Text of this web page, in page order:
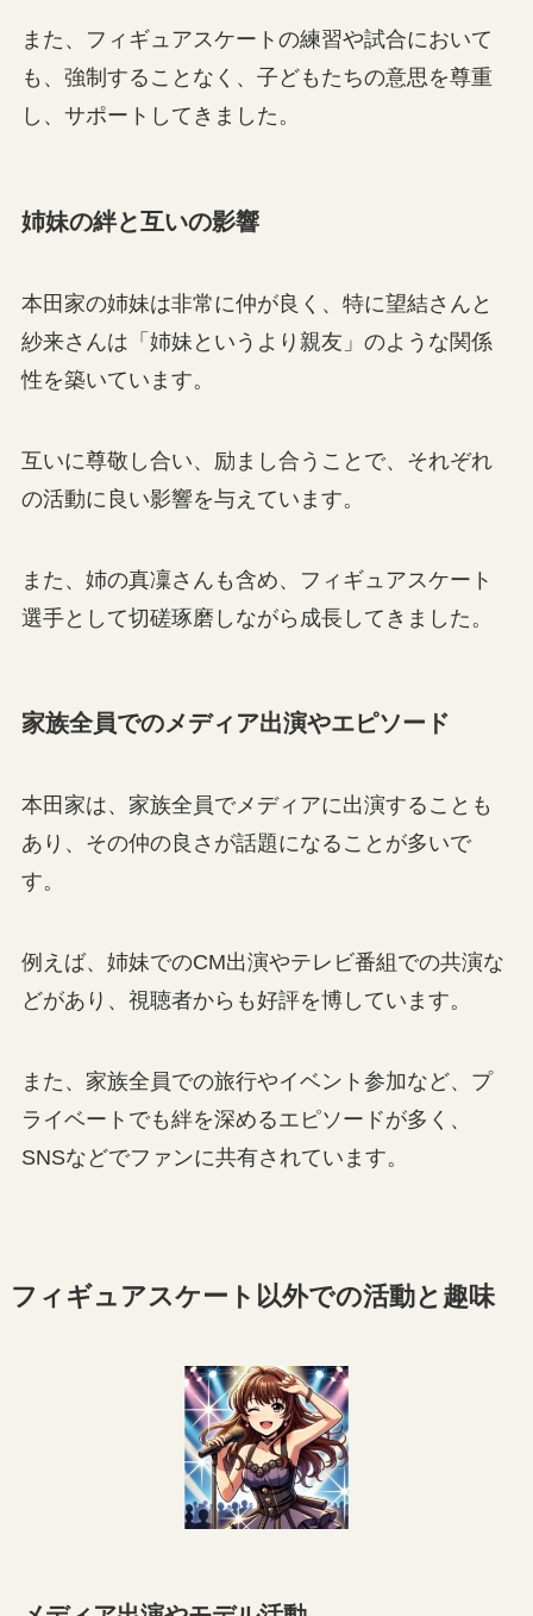
また、フィギュアスケートの練習や試合において
も、強制することなく、子どもたちの意思を尊重
し、サポートしてきました。
姉妹の絆と互いの影響
本田家の姉妹は非常に仲が良く、特に望結さんと
紗来さんは「姉妹というより親友」のような関係
性を築いています。
互いに尊敬し合い、励まし合うことで、それぞれ
の活動に良い影響を与えています。
また、姉の真凜さんも含め、フィギュアスケート
選手として切磋琢磨しながら成長してきました。
家族全員でのメディア出演やエピソード
本田家は、家族全員でメディアに出演することも
あり、その仲の良さが話題になることが多いで
す。
例えば、姉妹でのCM出演やテレビ番組での共演な
どがあり、視聴者からも好評を博しています。
また、家族全員での旅行やイベント参加など、プ
ライベートでも絆を深めるエピソードが多く、
SNSなどでファンに共有されています。
フィギュアスケート以外での活動と趣味